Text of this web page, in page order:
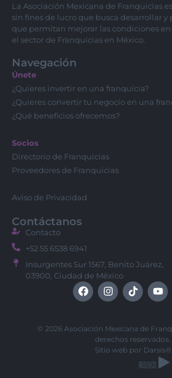
La Asociación Mexicana de Franquicias
sin fines de lucro que busca desarrollar y
que permitan mejorar las condiciones en
el sector de Franquicias en México.
Navegación
Únete
¿Quieres invertir en una franquicia?
¿Quieres convertir tu negocio en una
¿Qué beneficios ofrecemos?
Socios
Directorio de Franquicias
Proveedores de Franquicias
Aviso de Privacidad
Contáctanos
Contacto
+52 55 6538 6941
Insurgentes Sur 1567, Benito Juárez,
03900, Ciudad de México
© 2026 Asociación Mexicana de
derechos reservados.
Sitio web por Darsis®